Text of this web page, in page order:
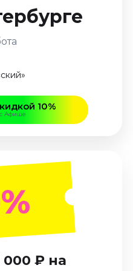
10%
Афише
000 ₽ на